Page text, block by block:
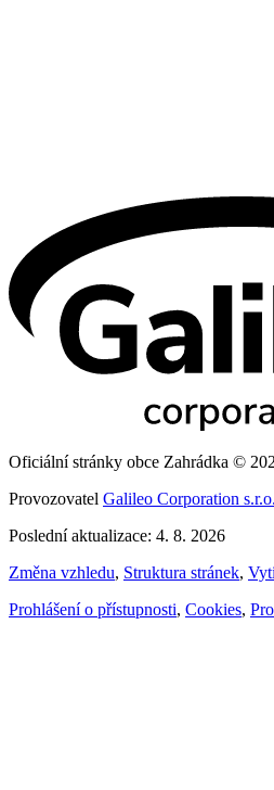
Oficiální stránky obce Zahrádka ©
Provozovatel Galileo Corporation s.r.o.
Poslední aktualizace: 4. 8. 2026
Změna vzhledu, Struktura stránek,
Prohlášení o přístupnosti, Cookies,